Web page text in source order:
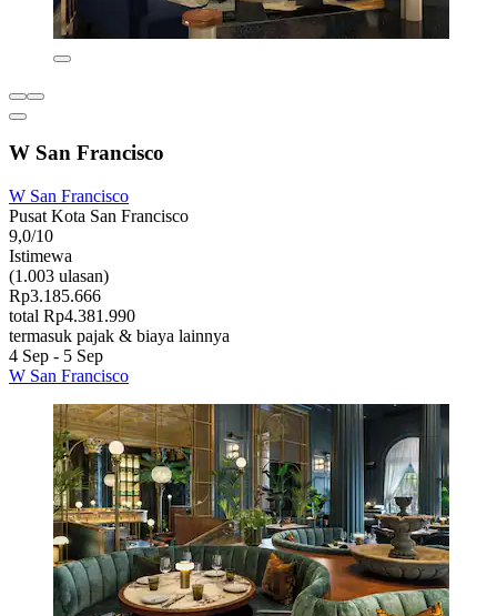
W San Francisco
W San Francisco
Pusat Kota San Francisco
9,0/10
Istimewa
(1.003 ulasan)
Rp3.185.666
total Rp4.381.990
termasuk pajak & biaya lainnya
4 Sep - 5 Sep
W San Francisco